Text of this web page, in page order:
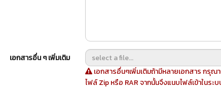
เอกสารอื่น ๆ เพิ่มเติม
เอกสารอื่นๆเพิ่มเติมถ้ามีหลายเอกสาร กรุ
ไฟล์ Zip หรือ RAR จากนั้นจึงแนบไฟล์เข้าในระบ